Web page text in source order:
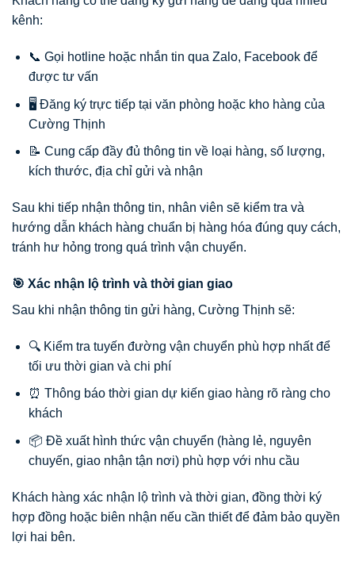
kênh:
📞 Gọi hotline hoặc nhắn tin qua Zalo, Facebook để
được tư vấn
🖥️ Đăng ký trực tiếp tại văn phòng hoặc kho hàng của
Cường Thịnh
📝 Cung cấp đầy đủ thông tin về loại hàng, số lượng,
kích thước, địa chỉ gửi và nhận
Sau khi tiếp nhận thông tin, nhân viên sẽ kiểm tra và
hướng dẫn khách hàng chuẩn bị hàng hóa đúng quy cách,
tránh hư hỏng trong quá trình vận chuyển.
🎯 Xác nhận lộ trình và thời gian giao
Sau khi nhận thông tin gửi hàng, Cường Thịnh sẽ:
🔍 Kiểm tra tuyến đường vận chuyển phù hợp nhất để
tối ưu thời gian và chi phí
⏰ Thông báo thời gian dự kiến giao hàng rõ ràng cho
khách
📦 Đề xuất hình thức vận chuyển (hàng lẻ, nguyên
chuyến, giao nhận tận nơi) phù hợp với nhu cầu
Khách hàng xác nhận lộ trình và thời gian, đồng thời ký
hợp đồng hoặc biên nhận nếu cần thiết để đảm bảo quyền
lợi hai bên.